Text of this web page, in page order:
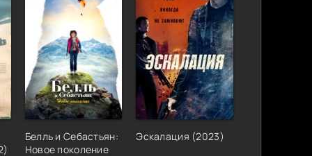
Белль и Себастьян:
Новое поколение
Эскалация (2023)